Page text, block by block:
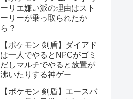
ーリエ嫌い派の理由はスト
ーリーが乗っ取られたか
ら？
【ポケモン 剣盾】ダイアド
は一人でやるとNPCがゴミ
だしマルチでやると放置が
沸いたりする神ゲー
【ポケモン 剣盾】エースバ